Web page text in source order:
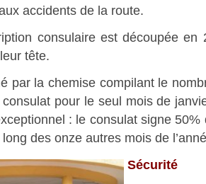
accidents de la route.
consulaire est découpée
tête.
par la chemise compilant le
pour le seul mois de
: le consulat signe
des onze autres mois de
Sécurité